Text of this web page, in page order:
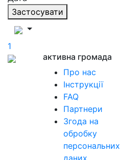
Застосувати
1
активна громада
Про нас
Інструкції
FAQ
Партнери
Згода на
обробку
персональних
даних